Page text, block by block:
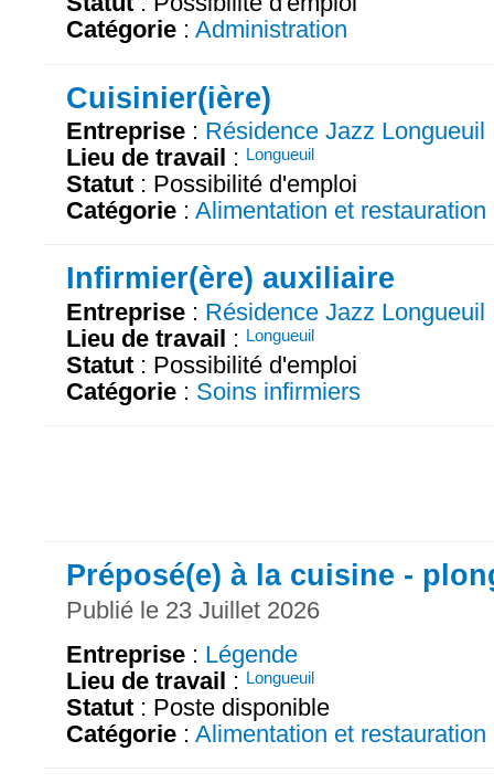
Catégorie : Administration
Cuisinier(ière)
Entreprise : Résidence Jazz Longueuil
Lieu de travail : Longueuil
Statut : Possibilité d'emploi
Catégorie : Alimentation et restauration
Infirmier(ère) auxiliaire
Entreprise : Résidence Jazz Longueuil
Lieu de travail : Longueuil
Statut : Possibilité d'emploi
Catégorie : Soins infirmiers
Préposé(e) à la cuisine -
Publié le 23 Juillet 2026
Entreprise : Légende
Lieu de travail : Longueuil
Statut : Poste disponible
Catégorie : Alimentation et restauration